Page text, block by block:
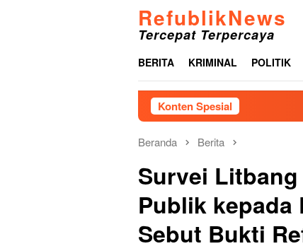
RefublikNews
Tercepat Terpercaya
BERITA KRIMINAL POLITIK
Konten Spesial
Beranda Berita
Survei
Publik kepada
Sebut Bukti